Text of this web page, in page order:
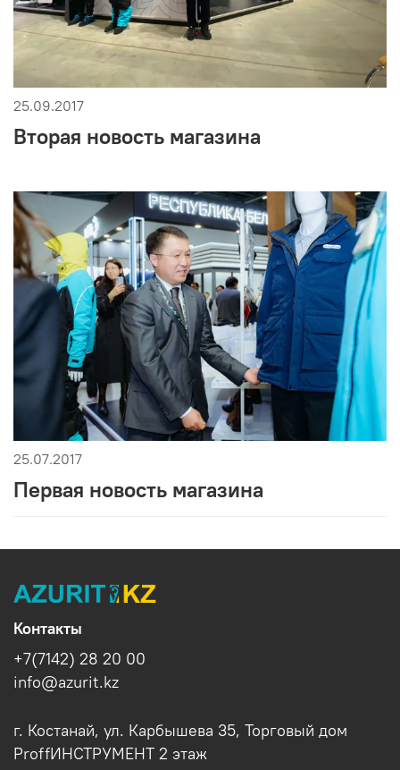
25.09.2017
Вторая новость магазина
25.07.2017
Первая новость магазина
Контакты
+7(7142) 28 20 00
info@azurit.kz
г. Костанай, ул. Карбышева 35, Торговый дом
ProffИНСТРУМЕНТ 2 этаж